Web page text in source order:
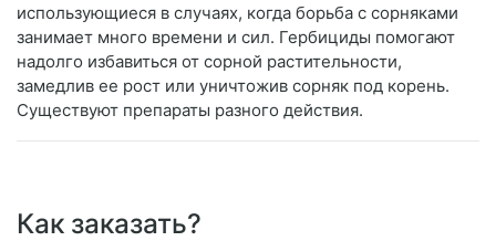
использующиеся в случаях, когда борьба с сорняками
занимает много времени и сил. Гербициды помогают
надолго избавиться от сорной растительности,
замедлив ее рост или уничтожив сорняк под корень.
Существуют препараты разного действия.
Как заказать?